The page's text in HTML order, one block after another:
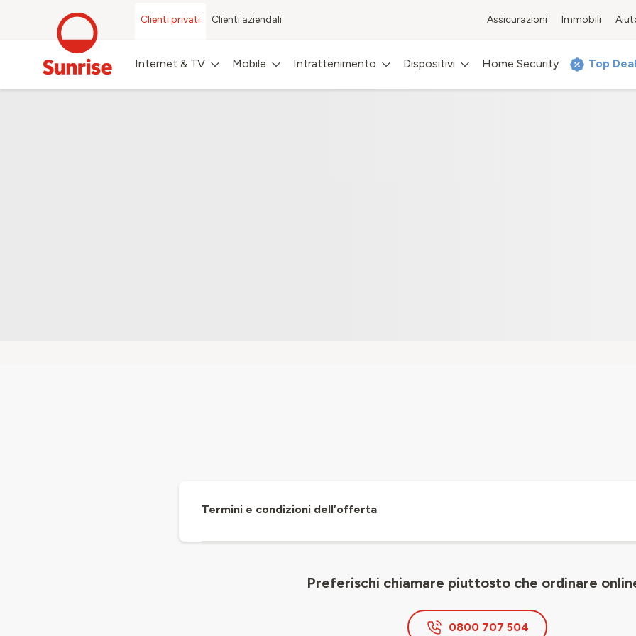
Clienti privati Clienti aziendali Assicurazioni Immobili
Internet & TV Mobile Intrattenimento Dispositivi Home Security Top
Termini e condizioni dell’offerta
Preferischi chiamare piuttosto che ordinare
0800 707 504